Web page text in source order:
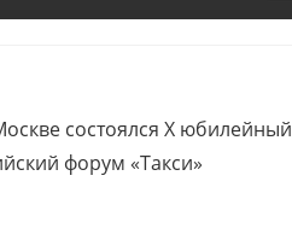
состоялся Х юбилейный
форум «Такси»